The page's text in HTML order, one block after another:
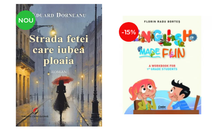
NOU
-15%